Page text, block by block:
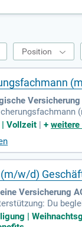
Position
Versicherung
eine Agentur
erweiterst.
abgeschlossene
| Vollzeit |+
w/d)
Versicherung
Du
und
|